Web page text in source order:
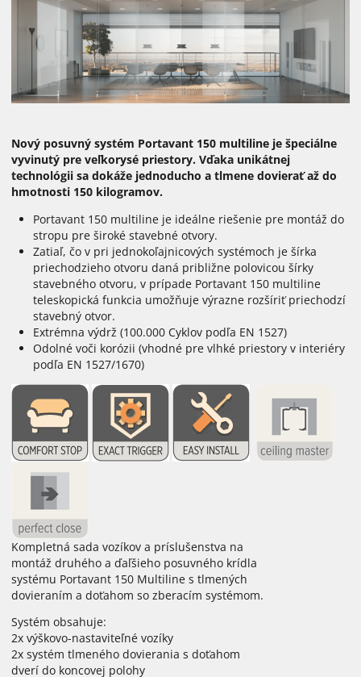
Nový posuvný systém Portavant 150 multiline je špeciálne
vyvinutý pre veľkorysé priestory. Vďaka unikátnej
technológii sa dokáže jednoducho a tlmene dovierať až do
hmotnosti 150 kilogramov.
Portavant 150 multiline je ideálne riešenie pre montáž do
stropu pre široké stavebné otvory.
Zatiaľ, čo v pri jednokoľajnicových systémoch je šírka
priechodzieho otvoru daná približne polovicou šírky
stavebného otvoru, v prípade Portavant 150 multiline
teleskopická funkcia umožňuje výrazne rozšíriť priechodzí
stavebný otvor.
Extrémna výdrž (100.000 Cyklov podľa EN 1527)
Odolné voči korózii (vhodné pre vlhké priestory v interiéry
podľa EN 1527/1670)
Kompletná sada vozíkov a príslušenstva na
montáž druhého a ďaľšieho posuvného krídla
systému Portavant 150 Multiline s tlmených
dovieraním a doťahom so zberacím systémom.
Systém obsahuje:
2x výškovo-nastaviteľné vozíky
2x systém tlmeného dovierania s doťahom
dverí do koncovej polohy